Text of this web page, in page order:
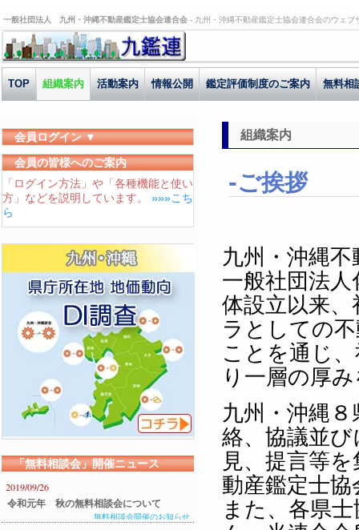
一般社団法人 九州・沖縄不動産鑑定士協会連合会 - 九州・沖縄不動産鑑定士協会連合会のウェ
TOP 組織案内 活動案内 情報公開 鑑定評価制度のご案内 無料相
組織案内
ご挨拶
九州・沖縄
一般社団法
体設立以来
ラとしての
ことを通じ
り一層の厚
九州・沖縄
絡、協議並
見、提言等
動産鑑定士
また、各県
会員ログイン ▼
ユーザーID
パスワード
会員の皆様へのご案内
「ログイン方法」や「各種機能と使い
方」などを説明しています。 »»»こち
ら
「無料相談会」開催ニュース
2019/09/26
令和元年 秋の無料相談会について
無料相談会開催のお知らせ